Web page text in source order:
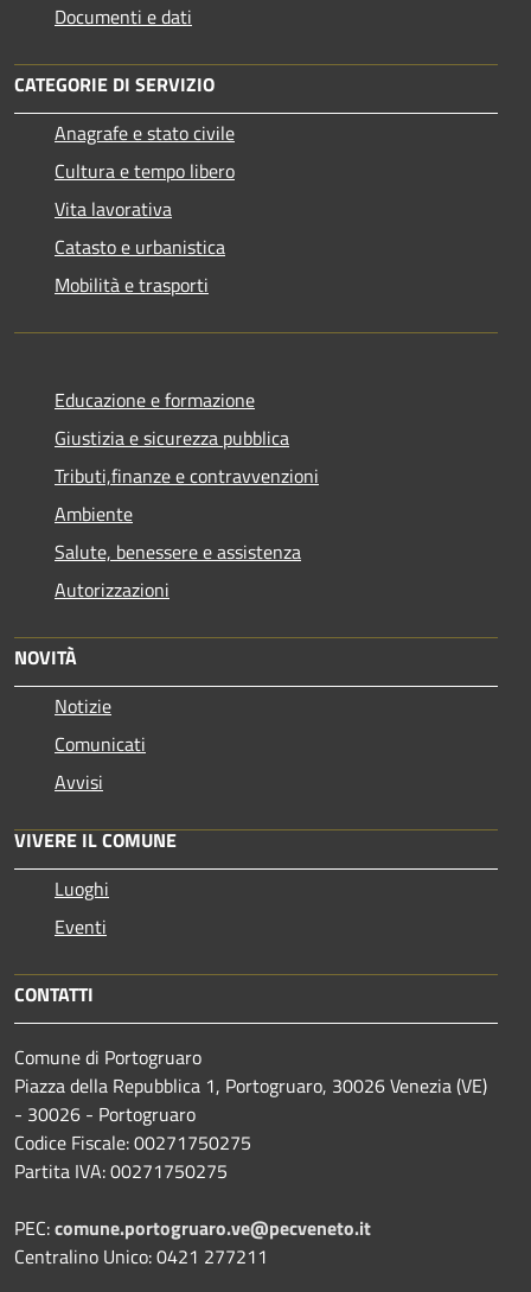
Documenti e dati
CATEGORIE DI SERVIZIO
Anagrafe e stato civile
Cultura e tempo libero
Vita lavorativa
Catasto e urbanistica
Mobilità e trasporti
Educazione e formazione
Giustizia e sicurezza pubblica
Tributi,finanze e contravvenzioni
Ambiente
Salute, benessere e assistenza
Autorizzazioni
NOVITÀ
Notizie
Comunicati
Avvisi
VIVERE IL COMUNE
Luoghi
Eventi
CONTATTI
Comune di Portogruaro
Piazza della Repubblica 1, Portogruaro, 30026 Venezia (VE)
- 30026 - Portogruaro
Codice Fiscale: 00271750275
Partita IVA: 00271750275
PEC:comune.portogruaro.ve@pecveneto.it
Centralino Unico: 0421 277211